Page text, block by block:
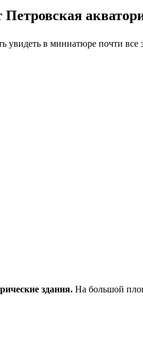
увидеть в миниатюре почти все
здания. На большой